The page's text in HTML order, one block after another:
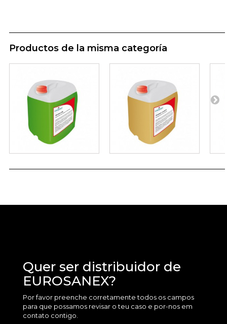
Productos de la misma categoría
Quer ser distribuidor de
EUROSANEX?
Por favor preenche corretamente todos os campos
para que possamos revisar o teu caso e por-nos em
contato contigo.